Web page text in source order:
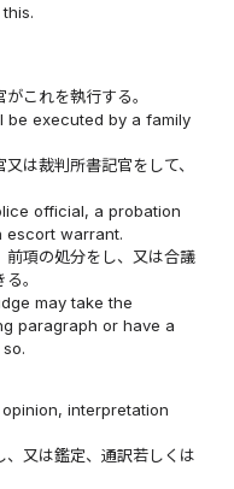
これを執行する。
be executed by a family
は裁判所書記官をして、
official, a probation
escort warrant.
前項の処分をし、又は合議
。
may take the
paragraph or have a
interpretation
又は鑑定、通訳若しくは